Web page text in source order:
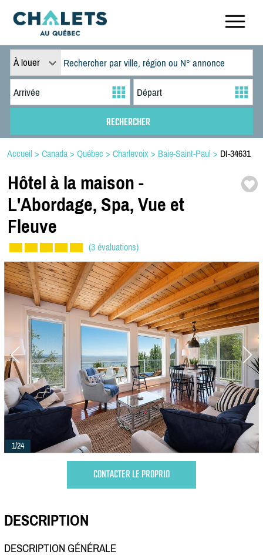
À louer
Accueil > Canada > Québec > Charlevoix > Baie-Saint-Paul > DI-34631
Hôtel à la maison -
L'Abordage, Spa, Vue et
Fleuve
(3 évaluations)
1/24
CONTACTER LE PROPRIO
DESCRIPTION
DESCRIPTION GÉNÉRALE